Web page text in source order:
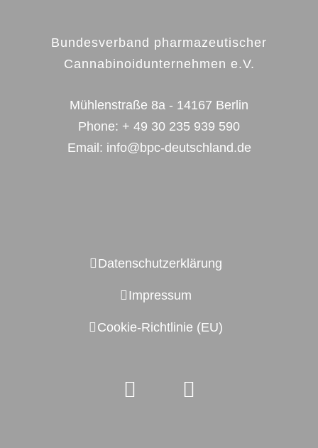
Bundesverband pharmazeutischer
Cannabinoidunternehmen e.V.
Mühlenstraße 8a - 14167 Berlin
Phone: + 49 30 235 939 590
Email: info@bpc-deutschland.de
Datenschutzerklärung
Impressum
Cookie-Richtlinie (EU)